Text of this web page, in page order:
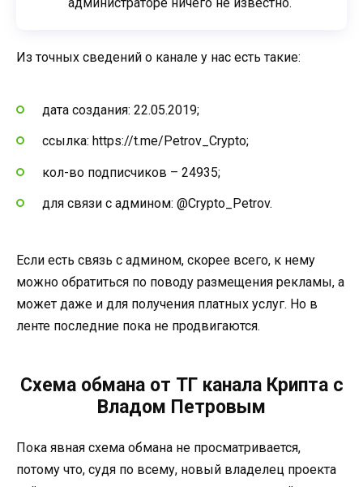
Из точных сведений о канале у нас есть такие:
дата создания: 22.05.2019;
ссылка: https://t.me/Petrov_Crypto;
кол-во подписчиков – 24935;
для связи с админом: @Crypto_Petrov.
Если есть связь с админом, скорее всего, к нему
можно обратиться по поводу размещения рекламы, а
может даже и для получения платных услуг. Но в
ленте последние пока не продвигаются.
Схема обмана от ТГ канала Крипта с
Владом Петровым
Пока явная схема обмана не просматривается,
потому что, судя по всему, новый владелец проекта